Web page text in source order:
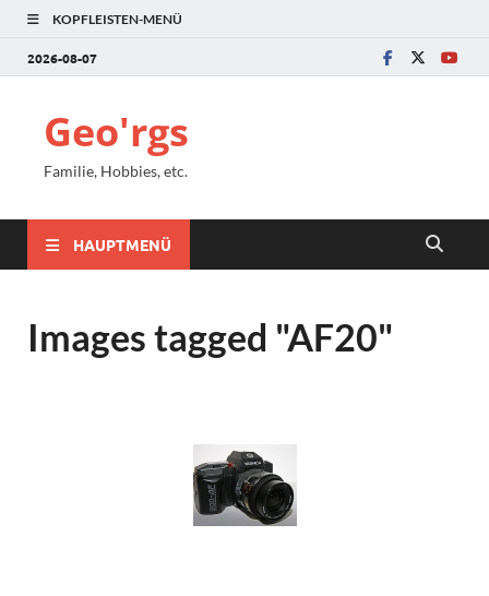
KOPFLEISTEN-MENÜ
2026-08-07
Geo'rgs
Familie, Hobbies, etc.
HAUPTMENÜ
Images tagged "AF20"